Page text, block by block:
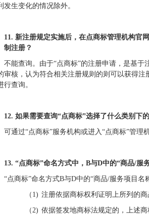
发生变化的情况除外。
11.新注册规定实施后，在点商标管理机构官
制注册？
不能查询。由于“点商标”的注册申请，是基
审核，认为符合相关注册规则的则可以获得
行查询。
12.如果需要查询“点商标”选择了什么类别下
可通过“点商标”服务机构或进入“点商标”管理
13.“点商标”命名方式中，B与D中的“商品/服
“点商标”命名方式B与D中的“商品/服务项目名
（1) 注册依据商标权利证明上所列的
（2) 依据签发地商标法规定的，上述